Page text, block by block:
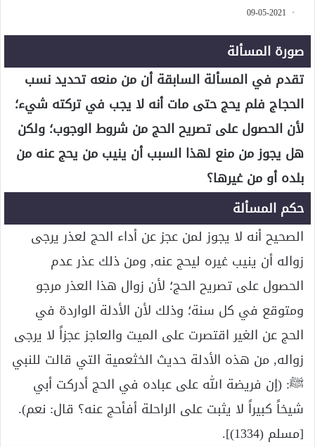
09-05-2021
صورة المسألة
تقدم في المسألة السابقة أن من منعه تحديد نسب
الحجاج فلم يحج حتى مات أنه لا يجب في تركته شيء؛
لأن الحصول على تصريح الحج من شروط الوجوب؛ ولكن
هل يجوز من منع لهذا السبب أن ينيب من يحج عنه من
بلده أو من غيرها؟
حكم المسألة
الصحيح أنه لا يجوز لمن عجز عن أداء الحج لعذر يرجى
زواله أن ينيب غيره ليحج عنه, ومن ذلك عذر عدم
الحصول على تصريح الحج؛ لأن زوال هذا العذر مرجو
ومتوقع في كل سنة؛ وذلك لأن الأدلة الواردة في
الحج عن الغير اقتصرت على الميت والعاجز عجزاً لا يرجى
زواله, من هذه الأدلة حديث الخثعمية التي قالت للنبي
ﷺ: (إن فريضة الله على عباده في الحج أدركت أبي
شيخاً كبيراً لا يثبت على الراحلة أفأحج عنه؟ قال: نعم).
[مسلم (1334)].